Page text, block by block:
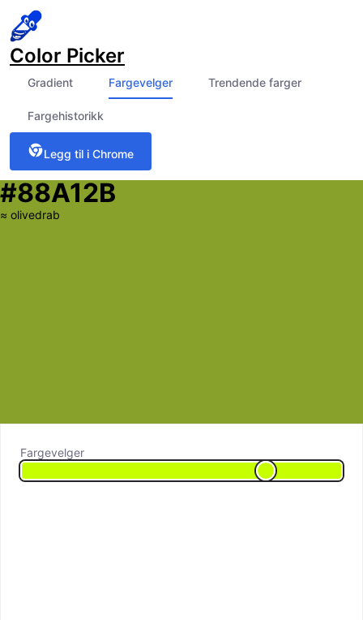
Color Picker
Gradient Fargevelger Trendende farger
Fargehistorikk
Legg til i Chrome
#88A12B
≈ olivedrab
Fargevelger